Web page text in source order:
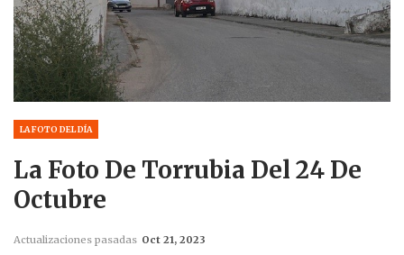
LA FOTO DEL DÍA
La Foto De Torrubia Del 24 De
Octubre
Actualizaciones pasadas Oct 21, 2023